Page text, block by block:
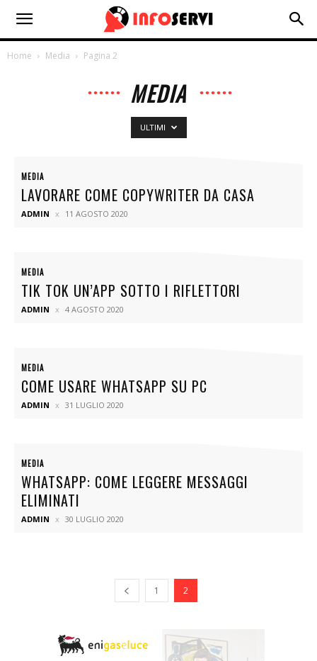
Home Media Pagina 2
MEDIA
ULTIMI
MEDIA
LAVORARE COME COPYWRITER DA CASA
ADMIN 11 AGOSTO 2020
MEDIA
TIK TOK UN’APP SOTTO I RIFLETTORI
ADMIN 4 AGOSTO 2020
MEDIA
COME USARE WHATSAPP SU PC
ADMIN 31 LUGLIO 2020
MEDIA
WHATSAPP: COME LEGGERE MESSAGGI
ELIMINATI
ADMIN 30 LUGLIO 2020
1 2